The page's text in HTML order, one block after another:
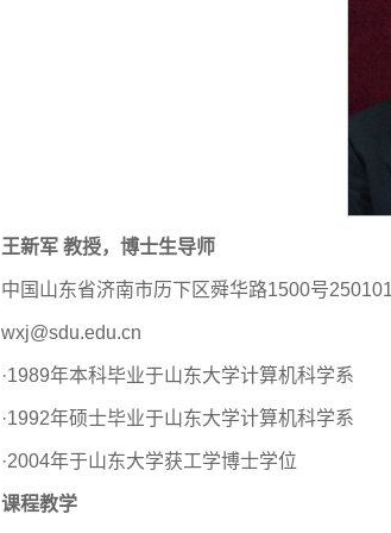
王新军 教授，博士生导师
中国山东省济南市历下区舜华路1500号
wxj@sdu.edu.cn
·1989年本科毕业于山东大学计算机科学系
·1992年硕士毕业于山东大学计算机科学系
·2004年于山东大学获工学博士学位
课程教学